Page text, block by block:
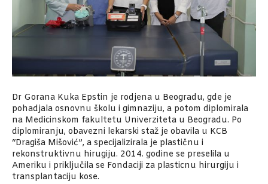
Dr Gorana Kuka Epstin je rodjena u Beogradu, gde je
pohadjala osnovnu školu i gimnaziju, a potom diplomirala
na Medicinskom fakultetu Univerziteta u Beogradu. Po
diplomiranju, obavezni lekarski staž je obavila u KCB
“Dragiša Mišović”, a specijalizirala je plastičnu i
rekonstruktivnu hirugiju. 2014. godine se preselila u
Ameriku i priključila se Fondaciji za plasticnu hirurgiju i
transplantaciju kose.